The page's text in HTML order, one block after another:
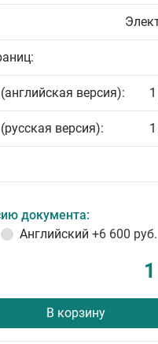
версия):
версия):
документа:
Английский +6 600 руб.
В корзину